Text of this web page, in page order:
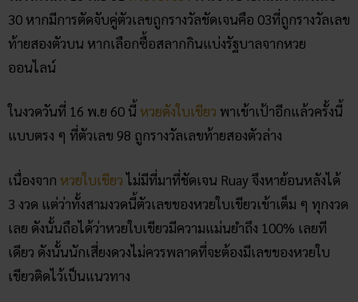
ในงวดวันที่ 16 พ.ย 61 หวยใบเขียวพาเข้าเป้าอีกแล้ว ที่ตัวเลข
30 หากมีการตัดจับคู่ตัวเลขถูกรางวัลชัดเจนคือ 03ที่ถูกรางวัลเลข
ท้ายสองตัวบน หากเลือกซื้อสลากกินแบ่งรัฐบาลจากหวย
ออนไลน์
ในงวดวันที่ 16 พ.ย 60 นี้หวยดังใบเขียว พาเข้าเป้าอีกแล้วครั้งนี้
แบบตรง ๆ ที่ตัวเลข 98 ถูกรางวัลเลขท้ายสองตัวล่าง
เนื่องจาก หวยใบเขียวไม่มีที่มาที่ชัดเจน Ruay จึงหาย้อนหลังได้
3 งวด แต่ว่าทั้งสามงวดนี้ตัวเลขของหวยใบเขียวเข้าเต็ม ๆ ทุกงวด
เลย ดังนั้นถือได้ว่าหวยใบเขียวมีความแม่นยำถึง 100% เลยที
เดียว ดังนั้นนักเสี่ยงดวงไม่ควรพลาดที่จะต้องมีเลขของหวยใบ